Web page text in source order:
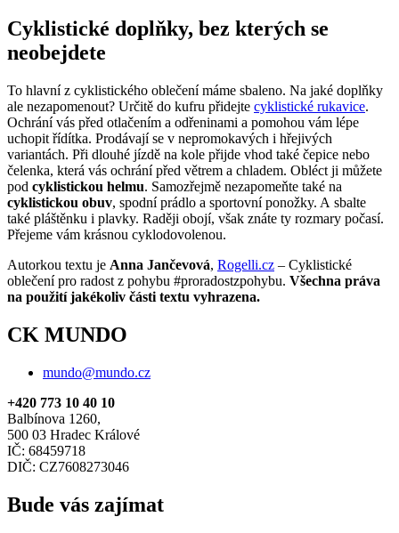
Cyklistické doplňky, bez kterých se
neobejdete
To hlavní z cyklistického oblečení máme sbaleno. Na jaké doplňky
ale nezapomenout? Určitě do kufru přidejte cyklistické rukavice.
Ochrání vás před otlačením a odřeninami a pomohou vám lépe
uchopit řídítka. Prodávají se v nepromokavých i hřejivých
variantách. Při dlouhé jízdě na kole přijde vhod také čepice nebo
čelenka, která vás ochrání před větrem a chladem. Obléct ji můžete
pod cyklistickou helmu. Samozřejmě nezapomeňte také na
cyklistickou obuv, spodní prádlo a sportovní ponožky. A sbalte
také pláštěnku i plavky. Raději obojí, však znáte ty rozmary počasí.
Přejeme vám krásnou cyklodovolenou.
Autorkou textu je Anna Jančevová, Rogelli.cz – Cyklistické
oblečení pro radost z pohybu #proradostzpohybu. Všechna práva
na použití jakékoliv části textu vyhrazena.
CK MUNDO
mundo@mundo.cz
+420 773 10 40 10
Balbínova 1260,
500 03 Hradec Králové
IČ: 68459718
DIČ: CZ7608273046
Bude vás zajímat